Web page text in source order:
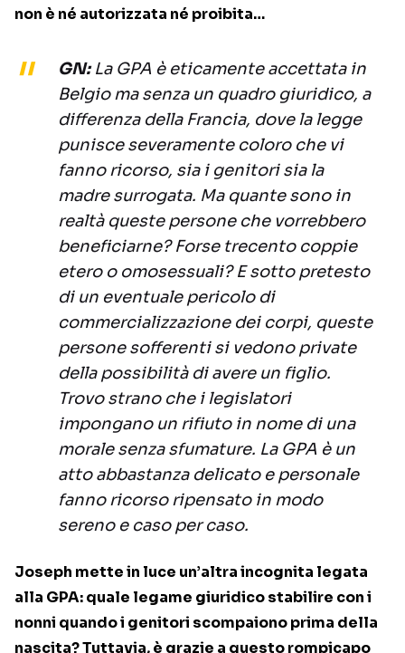
non è né autorizzata né proibita…
GN:La GPA è eticamente accettata in
Belgio ma senza un quadro giuridico, a
differenza della Francia, dove la legge
punisce severamente coloro che vi
fanno ricorso, sia i genitori sia la
madre surrogata. Ma quante sono in
realtà queste persone che vorrebbero
beneficiarne? Forse trecento coppie
etero o omosessuali? E sotto pretesto
di un eventuale pericolo di
commercializzazione dei corpi, queste
persone sofferenti si vedono private
della possibilità di avere un figlio.
Trovo strano che i legislatori
impongano un rifiuto in nome di una
morale senza sfumature. La GPA è un
atto abbastanza delicato e personale
fanno ricorso ripensato in modo
sereno e caso per caso.
Joseph mette in luce un’altra incognita legata
alla GPA: quale legame giuridico stabilire con i
nonni quando i genitori scompaiono prima della
nascita? Tuttavia, è grazie a questo rompicapo